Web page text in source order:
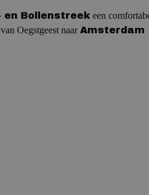
en Bollenstreekeen
Oegstgeest naar Amsterdam